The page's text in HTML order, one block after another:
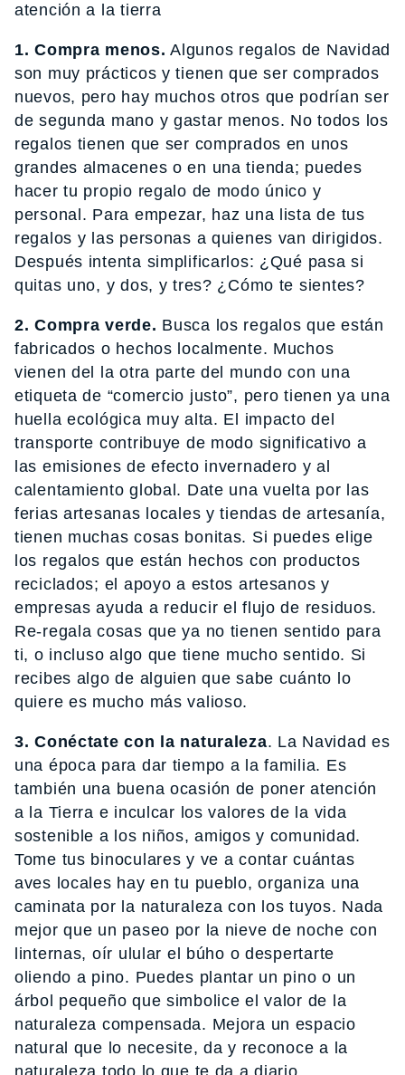
atención a la tierra
1. Compra menos. Algunos regalos de Navidad
son muy prácticos y tienen que ser comprados
nuevos, pero hay muchos otros que podrían ser
de segunda mano y gastar menos. No todos los
regalos tienen que ser comprados en unos
grandes almacenes o en una tienda; puedes
hacer tu propio regalo de modo único y
personal. Para empezar, haz una lista de tus
regalos y las personas a quienes van dirigidos.
Después intenta simplificarlos: ¿Qué pasa si
quitas uno, y dos, y tres? ¿Cómo te sientes?
2. Compra verde. Busca los regalos que están
fabricados o hechos localmente. Muchos
vienen del la otra parte del mundo con una
etiqueta de “comercio justo”, pero tienen ya una
huella ecológica muy alta. El impacto del
transporte contribuye de modo significativo a
las emisiones de efecto invernadero y al
calentamiento global. Date una vuelta por las
ferias artesanas locales y tiendas de artesanía,
tienen muchas cosas bonitas. Si puedes elige
los regalos que están hechos con productos
reciclados; el apoyo a estos artesanos y
empresas ayuda a reducir el flujo de residuos.
Re-regala cosas que ya no tienen sentido para
ti, o incluso algo que tiene mucho sentido. Si
recibes algo de alguien que sabe cuánto lo
quiere es mucho más valioso.
3. Conéctate con la naturaleza. La Navidad es
una época para dar tiempo a la familia. Es
también una buena ocasión de poner atención
a la Tierra e inculcar los valores de la vida
sostenible a los niños, amigos y comunidad.
Tome tus binoculares y ve a contar cuántas
aves locales hay en tu pueblo, organiza una
caminata por la naturaleza con los tuyos. Nada
mejor que un paseo por la nieve de noche con
linternas, oír ulular el búho o despertarte
oliendo a pino. Puedes plantar un pino o un
árbol pequeño que simbolice el valor de la
naturaleza compensada. Mejora un espacio
natural que lo necesite, da y reconoce a la